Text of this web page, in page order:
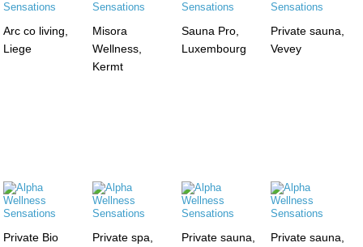
Arc co living,
Liege
Misora
Wellness,
Kermt
Sauna Pro,
Luxembourg
Private sauna,
Vevey
Private Bio
Private spa,
Private sauna,
Private sauna,